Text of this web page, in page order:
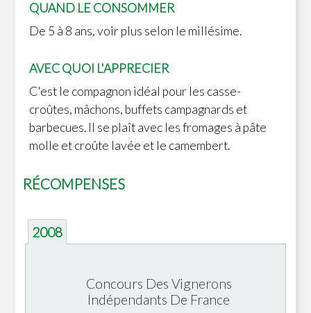
QUAND LE CONSOMMER
De 5 à 8 ans, voir plus selon le millésime.
AVEC QUOI L'APPRECIER
C'est le compagnon idéal pour les casse-
croûtes, mâchons, buffets campagnards et
barbecues. Il se plaît avec les fromages à pâte
molle et croûte lavée et le camembert.
RÉCOMPENSES
2008
Concours Des Vignerons
Indépendants De France